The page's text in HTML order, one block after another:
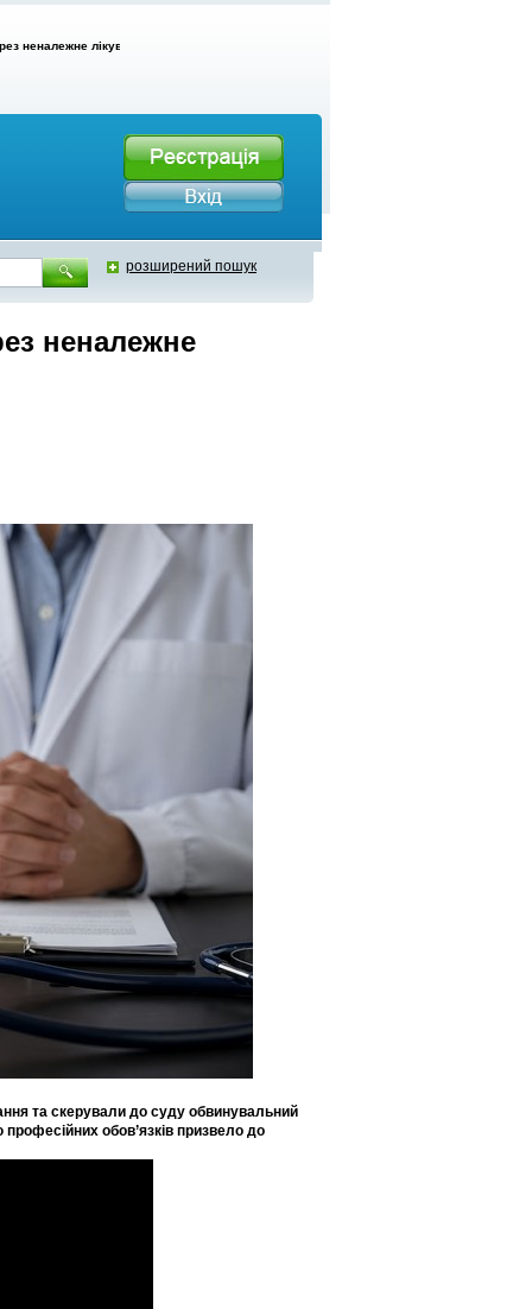
неналежне лікування помер 12-річний хлопчик
розширений пошук
неналежне
та скерували до суду обвинувальний
обов’язків призвело до